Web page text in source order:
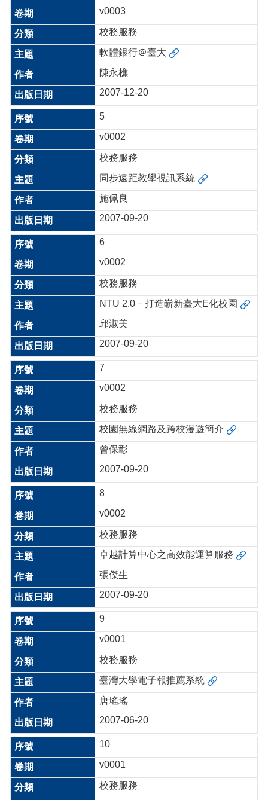
報
導
技
術
論
壇
產
業
專
欄
v0003
校務服務
軟體銀行＠臺大
陳永樵
2007-12-20
5
v0002
校務服務
同步遠距教學視訊系統
施佩良
2007-09-20
6
v0002
校務服務
NTU 2.0－打造嶄新臺大E化校園
邱淑美
2007-09-20
7
v0002
校務服務
校園無線網路及跨校漫遊簡介
曾保彰
2007-09-20
8
v0002
校務服務
卓越計算中心之高效能運算服務
張傑生
2007-09-20
9
v0001
校務服務
臺灣大學電子報推薦系統
唐瑤瑤
2007-06-20
10
v0001
校務服務